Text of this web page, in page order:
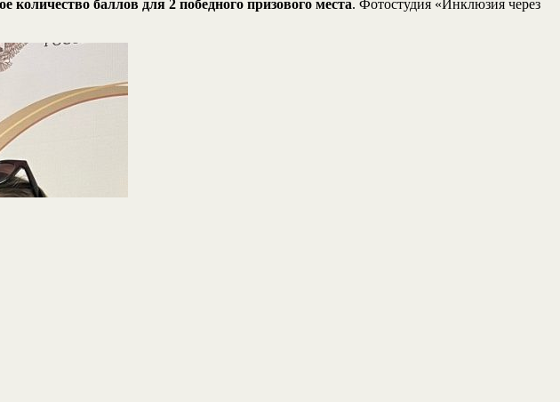
количество баллов для 2 победного призового места. Фотостудия «Инклюзия через